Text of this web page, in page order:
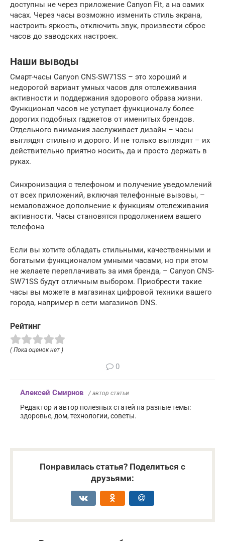
доступны не через приложение Canyon Fit, а на самих
часах. Через часы возможно изменить стиль экрана,
настроить яркость, отключить звук, произвести сброс
часов до заводских настроек.
Наши выводы
Смарт-часы Canyon CNS-SW71SS – это хороший и
недорогой вариант умных часов для отслеживания
активности и поддержания здорового образа жизни.
Функционал часов не уступает функционалу более
дорогих подобных гаджетов от именитых брендов.
Отдельного внимания заслуживает дизайн – часы
выглядят стильно и дорого. И не только выглядят – их
действительно приятно носить, да и просто держать в
руках.
Синхронизация с телефоном и получение уведомлений
от всех приложений, включая телефонные вызовы, –
немаловажное дополнение к функциям отслеживания
активности. Часы становятся продолжением вашего
телефона
Если вы хотите обладать стильными, качественными и
богатыми функционалом умными часами, но при этом
не желаете переплачивать за имя бренда, – Canyon CNS-
SW71SS будут отличным выбором. Приобрести такие
часы вы можете в магазинах цифровой техники вашего
города, например в сети магазинов DNS.
Рейтинг
( Пока оценок нет )
0
Алексей Смирнов / автор статьи
Редактор и автор полезных статей на разные темы:
здоровье, дом, технологии, советы.
Понравилась статья? Поделиться с
друзьями: